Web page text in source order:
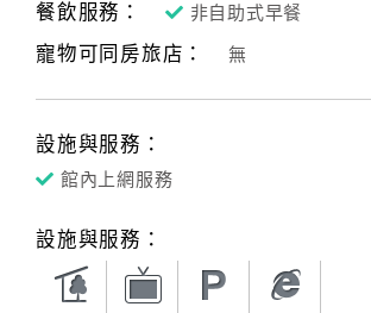
餐飲服務：
非自助式早餐
寵物可同房旅店： 無
設施與服務：
館內上網服務
設施與服務：